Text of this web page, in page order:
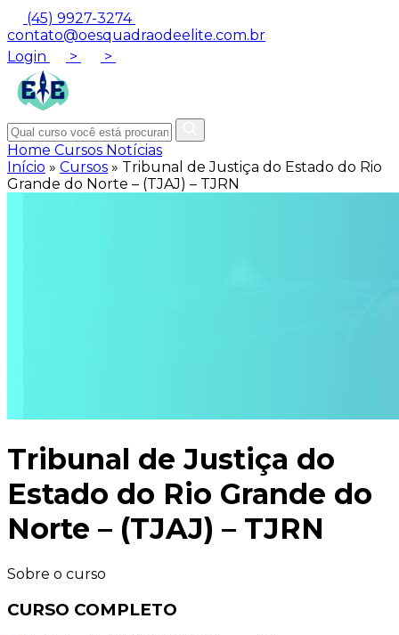
(45) 9927-3274
contato@oesquadraodeelite.com.br
Login
> >
Home Cursos Notícias
Início » Cursos » Tribunal de Justiça do Estado do Rio
Grande do Norte – (TJAJ) – TJRN
Tribunal de Justiça do
Estado do Rio Grande do
Norte – (TJAJ) – TJRN
Sobre o curso
CURSO COMPLETO